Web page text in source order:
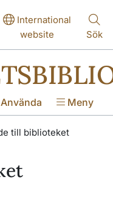
International
website
Sök
Använda Meny
till biblioteket